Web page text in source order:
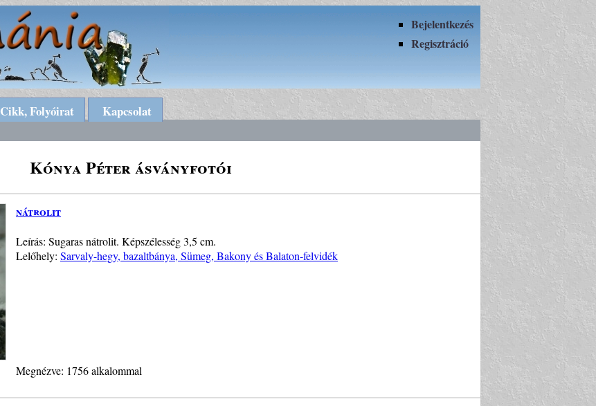
Bejelentkezés
Regisztráció
Cikk, Folyóirat
Kapcsolat
Kónya Péter ásványfotói
nátrolit
Leírás: Sugaras nátrolit. Képszélesség 3,5 cm.
Lelőhely: Sarvaly-hegy, bazaltbánya, Sümeg, Bakony és Balaton-felvidék
Megnézve: 1756 alkalommal